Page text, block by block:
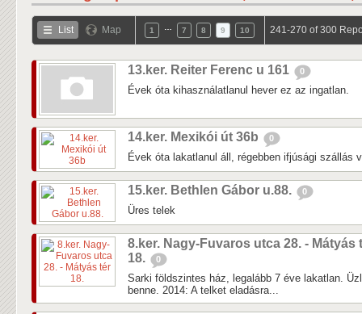
List Map 1 7 8 9 10 241-270 of 300
13.ker. Reiter Ferenc u 161 0
Évek óta kihasználatlanul hever ez az ingatlan.
14.ker. Mexikói út 36b 0
Évek óta lakatlanul áll, régebben ifjúsági szállás
15.ker. Bethlen Gábor u.88. 0
Üres telek
8.ker. Nagy-Fuvaros utca 28. - Mátyás
18.
0
Sarki földszintes ház, legalább 7 éve lakatlan.
benne. 2014: A telket eladásra...